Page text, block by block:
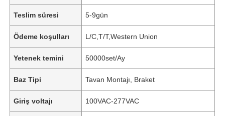
Teslim süresi 5-9gün
Ödeme koşulları L/C,T/T,Western Union
Yetenek temini 50000set/Ay
Baz Tipi Tavan Montajı, Braket
Giriş voltajı 100VAC-277VAC